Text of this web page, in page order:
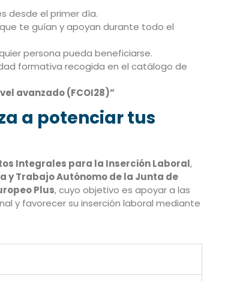
desde el primer día.
te guían y apoyan durante todo el
persona pueda beneficiarse.
formativa recogida en el catálogo de
avanzado (FCOI28)”
a potenciar tus
Integrales para la Inserción Laboral,
y Trabajo Autónomo de la Junta de
Plus, cuyo objetivo es apoyar a las
y favorecer su inserción laboral mediante